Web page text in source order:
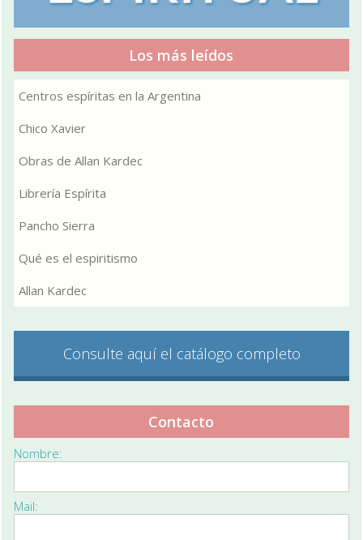
Los más leídos
Centros espíritas en la Argentina
Chico Xavier
Obras de Allan Kardec
Librería Espírita
Pancho Sierra
Qué es el espiritismo
Allan Kardec
Consulte aquí el catálogo completo
Contacto
Nombre:
Mail: